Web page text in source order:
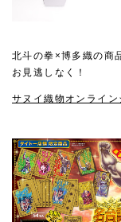
北斗の拳×博多織の商
お見逃しなく！
サヌイ織物オンライ